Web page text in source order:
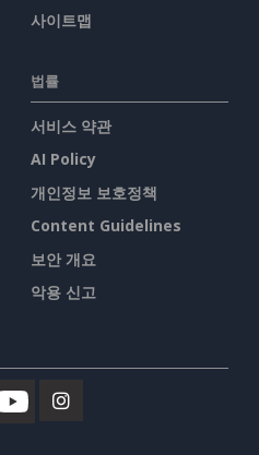
사이트맵
법률
서비스 약관
AI Policy
개인정보 보호정책
Content Guidelines
보안 개요
악용 신고